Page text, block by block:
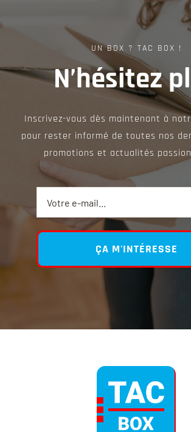
UN BOX ? TAC BOX !
N’hésitez
Inscrivez-vous dès maintenant à
pour rester informé de toutes nos
promotions et actualités
ÇA M'INTÉRESSE